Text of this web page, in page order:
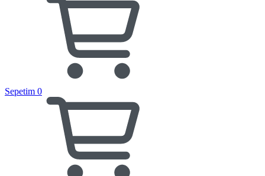
Sepetim 0